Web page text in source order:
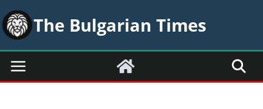
Skip
to
content
The Bulgarian Times